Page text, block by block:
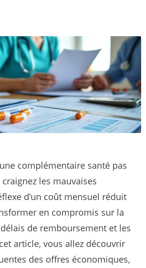
complémentaire santé pas
les mauvaises
d’un coût mensuel réduit
en compromis sur la
de remboursement et les
article, vous allez découvrir
des offres économiques,